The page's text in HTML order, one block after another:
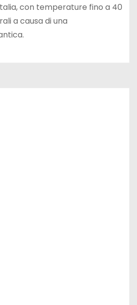
con temperature fino a 40
a causa di una